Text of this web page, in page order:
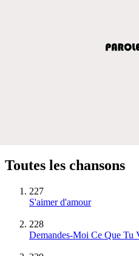
Toutes les chansons
227
S'aimer d'amour
228
Demandes-Moi Ce Que Tu